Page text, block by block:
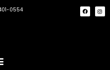
0554